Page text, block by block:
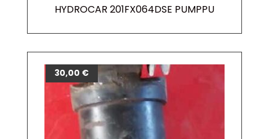
HYDROCAR 201FX064DSE PUMPPU
30,00 €